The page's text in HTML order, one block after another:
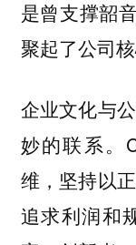
是曾支撑韶
聚起了公司
企业文化与
妙的联系。
维，坚持以
追求利润和